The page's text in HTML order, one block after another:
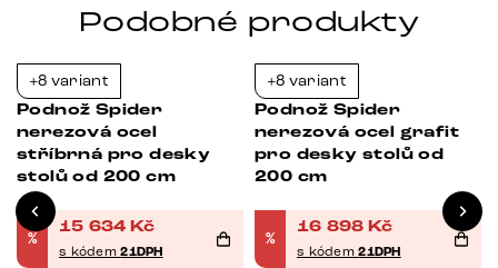
Podobné produkty
+8 variant
Podnož Spider
nerezová ocel
stříbrná pro desky
stolů od 200 cm
%
15 634 Kč
s kódem21DPH
+8 variant
Podnož Spider
nerezová ocel grafit
pro desky stolů od
200 cm
%
16 898 Kč
s kódem21DPH